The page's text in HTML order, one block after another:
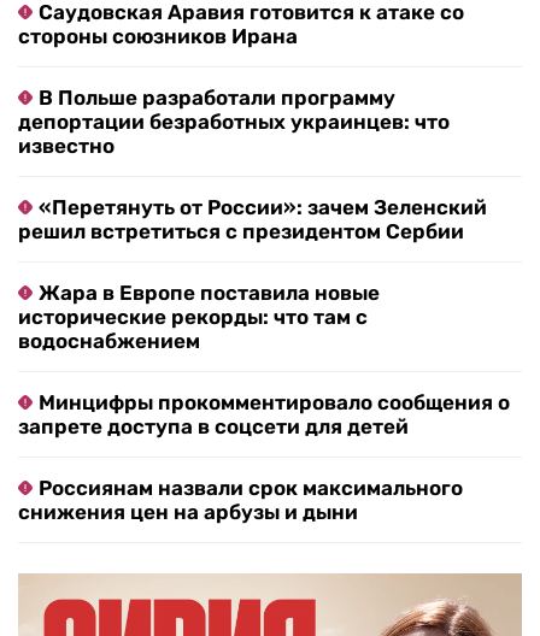
Саудовская Аравия готовится к атаке со
стороны союзников Ирана
В Польше разработали программу
депортации безработных украинцев: что
известно
«Перетянуть от России»: зачем Зеленский
решил встретиться с президентом Сербии
Жара в Европе поставила новые
исторические рекорды: что там с
водоснабжением
Минцифры прокомментировало сообщения о
запрете доступа в соцсети для детей
Россиянам назвали срок максимального
снижения цен на арбузы и дыни